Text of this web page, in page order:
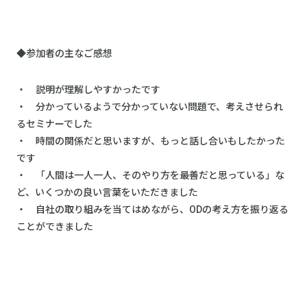
◆参加者の主なご感想
・ 説明が理解しやすかったです
・ 分かっているようで分かっていない問題で、考えさせられ
るセミナーでした
・ 時間の関係だと思いますが、もっと話し合いもしたかった
です
・ 「人間は一人一人、そのやり方を最善だと思っている」な
ど、いくつかの良い言葉をいただきました
・ 自社の取り組みを当てはめながら、ODの考え方を振り返る
ことができました